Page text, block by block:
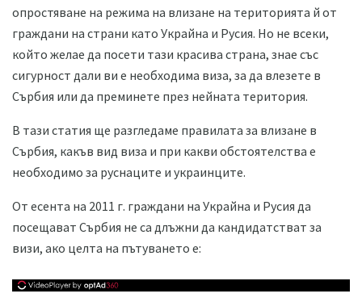
опростяване на режима на влизане на територията й от
граждани на страни като Украйна и Русия. Но не всеки,
който желае да посети тази красива страна, знае със
сигурност дали ви е необходима виза, за да влезете в
Сърбия или да преминете през нейната територия.
В тази статия ще разгледаме правилата за влизане в
Сърбия, какъв вид виза и при какви обстоятелства е
необходимо за руснаците и украинците.
От есента на 2011 г. граждани на Украйна и Русия да
посещават Сърбия не са длъжни да кандидатстват за
визи, ако целта на пътуването е: